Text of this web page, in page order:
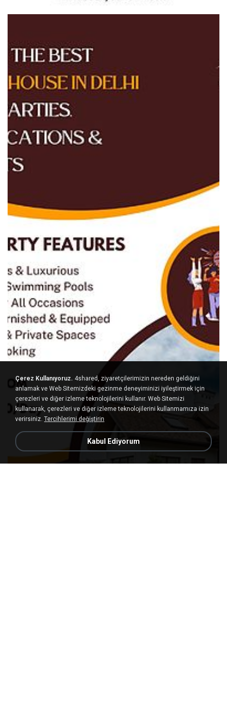
Çerez Kullanıyoruz. 4shared, ziyaretçilerimizin nereden geldiğini
anlamak ve Web Sitemizdeki gezinme deneyiminizi iyileştirmek için
çerezleri ve diğer izleme teknolojilerini kullanır. Web Sitemizi
kullanarak, çerezleri ve diğer izleme teknolojilerini kullanmamıza izin
verirsiniz. Tercihlerimi değiştirin
Kabul Ediyorum